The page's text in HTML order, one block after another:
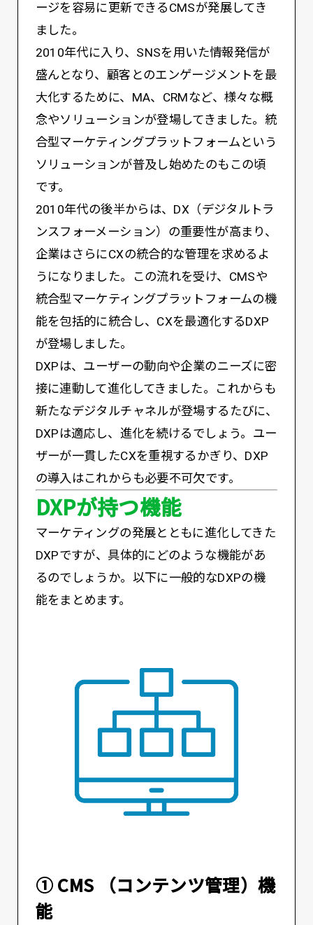
ージを容易に更新できるCMSが発展してき
ました。
2010年代に入り、SNSを用いた情報発信が
盛んとなり、顧客とのエンゲージメントを最
大化するために、MA、CRMなど、様々な概
念やソリューションが登場してきました。統
合型マーケティングプラットフォームという
ソリューションが普及し始めたのもこの頃
です。
2010年代の後半からは、DX（デジタルトラ
ンスフォーメーション）の重要性が高まり、
企業はさらにCXの統合的な管理を求めるよ
うになりました。この流れを受け、CMSや
統合型マーケティングプラットフォームの機
能を包括的に統合し、CXを最適化するDXP
が登場しました。
DXPは、ユーザーの動向や企業のニーズに密
接に連動して進化してきました。これからも
新たなデジタルチャネルが登場するたびに、
DXPは適応し、進化を続けるでしょう。ユー
ザーが一貫したCXを重視するかぎり、DXP
の導入はこれからも必要不可欠です。
DXPが持つ機能
マーケティングの発展とともに進化してきた
DXPですが、具体的にどのような機能があ
るのでしょうか。以下に一般的なDXPの機
能をまとめます。
① CMS （コンテンツ管理）機
能